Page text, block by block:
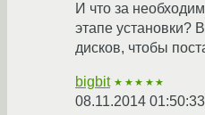
И что за
этапе установки?
дисков, чтобы
bigbit ★★★★★
08.11.2014